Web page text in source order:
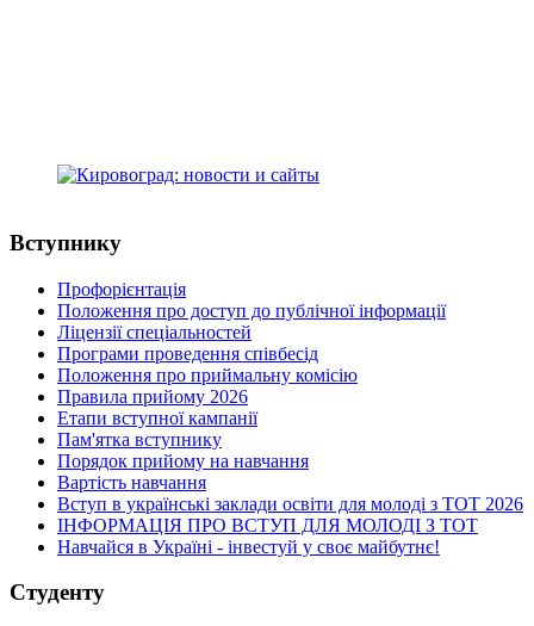
Вступнику
Профорієнтація
Положення про доступ до публічної інформації
Ліцензії спеціальностей
Програми проведення співбесід
Положення про приймальну комісію
Правила прийому 2026
Етапи вступної кампанії
Пам'ятка вступнику
Порядок прийому на навчання
Вартість навчання
Вступ в українські заклади освіти для молоді з ТОТ 2026
ІНФОРМАЦІЯ ПРО ВСТУП ДЛЯ МОЛОДІ З ТОТ
Навчайся в Україні - інвестуй у своє майбутнє!
Студенту